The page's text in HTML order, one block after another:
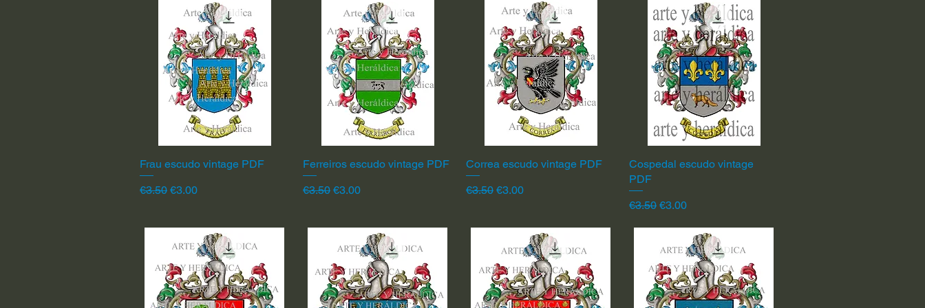
Quick View
Frau escudo vintage PDF
Regular Price
€3.50 Sale Price
€3.00
Quick View
Ferreiros escudo vintage PDF
Regular Price
€3.50 Sale Price
€3.00
Quick View
Correa escudo vintage PDF
Regular Price
€3.50 Sale Price
€3.00
Quick View
Cospedal escudo vintage
PDF
Regular Price
€3.50 Sale Price
€3.00